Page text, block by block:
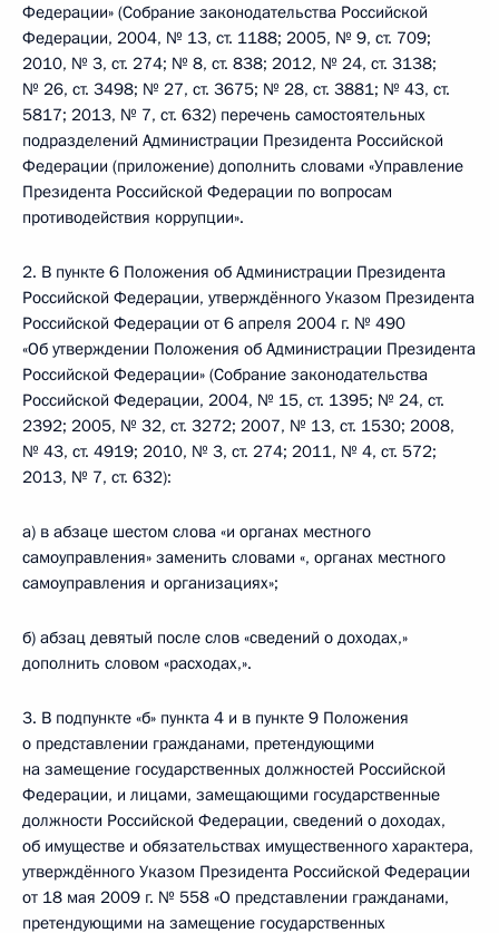
Федерации» (Собрание законодательства Российской
Федерации, 2004, № 13, ст. 1188; 2005, № 9, ст. 709;
2010, № 3, ст. 274; № 8, ст. 838; 2012, № 24, ст. 3138;
№ 26, ст. 3498; № 27, ст. 3675; № 28, ст. 3881; № 43, ст.
5817; 2013, № 7, ст. 632) перечень самостоятельных
подразделений Администрации Президента Российской
Федерации (приложение) дополнить словами «Управление
Президента Российской Федерации по вопросам
противодействия коррупции».
2. В пункте 6 Положения об Администрации Президента
Российской Федерации, утверждённого Указом Президента
Российской Федерации от 6 апреля 2004 г. № 490
«Об утверждении Положения об Администрации Президента
Российской Федерации» (Собрание законодательства
Российской Федерации, 2004, № 15, ст. 1395; № 24, ст.
2392; 2005, № 32, ст. 3272; 2007, № 13, ст. 1530; 2008,
№ 43, ст. 4919; 2010, № 3, ст. 274; 2011, № 4, ст. 572;
2013, № 7, ст. 632):
а) в абзаце шестом слова «и органах местного
самоуправления» заменить словами «, органах местного
самоуправления и организациях»;
б) абзац девятый после слов «сведений о доходах,»
дополнить словом «расходах,».
3. В подпункте «б» пункта 4 и в пункте 9 Положения
о представлении гражданами, претендующими
на замещение государственных должностей Российской
Федерации, и лицами, замещающими государственные
должности Российской Федерации, сведений о доходах,
об имуществе и обязательствах имущественного характера,
утверждённого Указом Президента Российской Федерации
от 18 мая 2009 г. № 558 «О представлении гражданами,
претендующими на замещение государственных